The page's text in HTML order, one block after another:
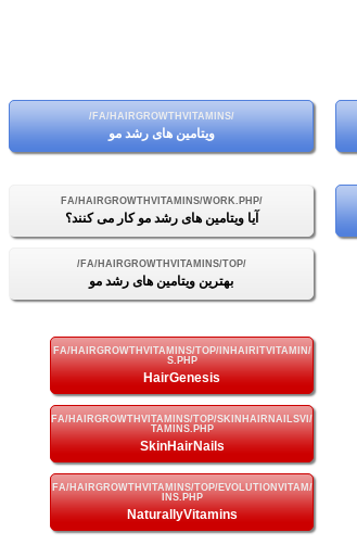
ویتامین های رشد مو
آیا ویتامین های رشد مو کار می کنند؟
بهترین ویتامین های رشد مو
HairGenesis
SkinHairNails
NaturallyVitamins